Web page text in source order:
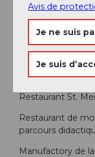
Conseil de
Conseils pour
Restaurant Büel,
Restaurant St.
Restaurant de
parcours
Manufactory de
Avis de
Je ne suis
Je suis